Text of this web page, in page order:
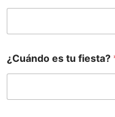
¿Cuándo es tu fiesta?